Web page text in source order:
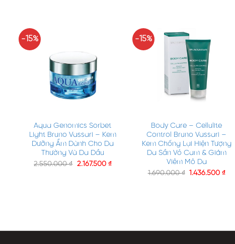
-15%
Aqua Genomics Sorbet
Light Bruno Vassari – Kem
Dưỡng Ẩm Dành Cho Da
Thường Và Da Dầu
2.550.000₫ 2.167.500 ₫
-15%
Body Care – Cellulite
Control Bruno Vassari –
Kem Chống Lại Hiện Tượng
Da Sần Vỏ Cam & Giảm
Viêm Mô Da
1.690.000₫ 1.436.500 ₫